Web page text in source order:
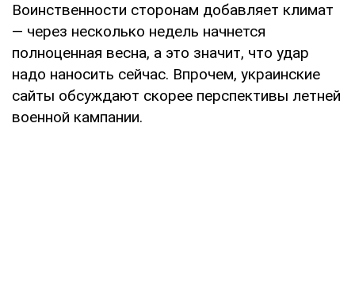
Воинственности сторонам добавляет климат
— через несколько недель начнется
полноценная весна, а это значит, что удар
надо наносить сейчас. Впрочем, украинские
сайты обсуждают скорее перспективы летней
военной кампании.